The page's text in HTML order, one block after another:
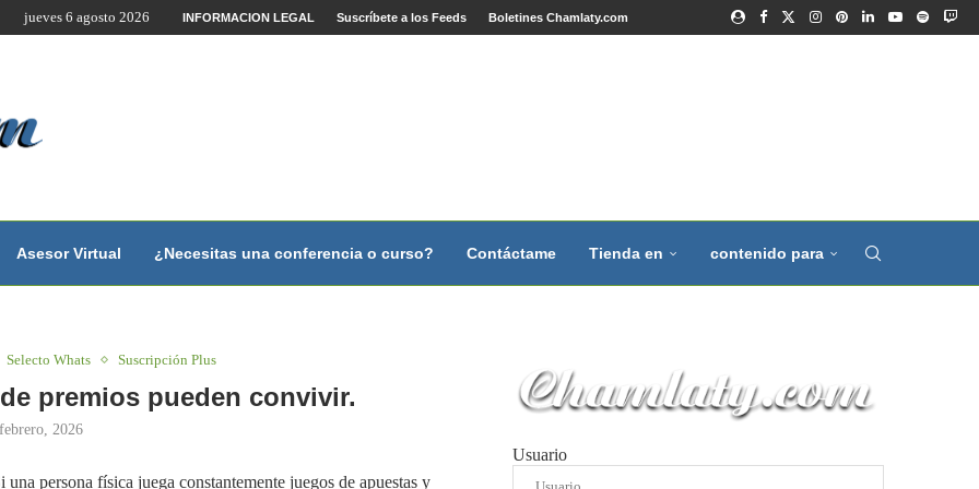
por Internet y Videoconferencia.
jueves 6 agosto 2026 INFORMACION LEGAL Suscríbete a los Feeds Boletines Chamlaty.com
Asesor Virtual ¿Necesitas una conferencia o curso? Contáctame Tienda en contenido para
Selecto Whats Suscripción Plus
premios pueden convivir.
2026
persona física juega constantemente juegos de apuestas y
Usuario